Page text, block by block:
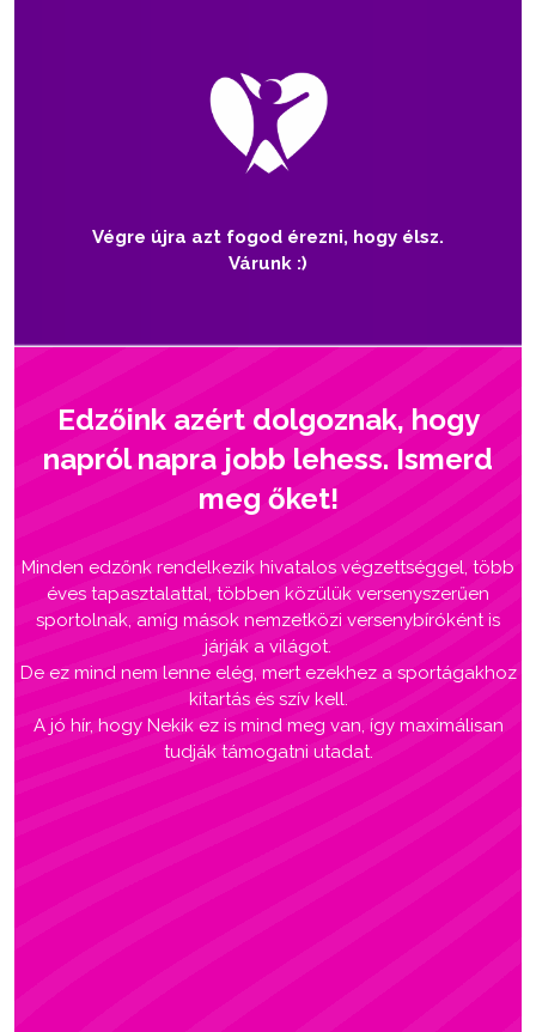
Végre újra azt fogod érezni, hogy élsz.
Várunk :)
Edzőink azért dolgoznak, hogy
napról napra jobb lehess. Ismerd
meg őket!
Minden edzőnk rendelkezik hivatalos végzettséggel, több
éves tapasztalattal, többen közülük versenyszerűen
sportolnak, amíg mások nemzetközi versenybíróként is
járják a világot.
De ez mind nem lenne elég, mert ezekhez a sportágakhoz
kitartás és szív kell.
A jó hír, hogy Nekik ez is mind meg van, így maximálisan
tudják támogatni utadat.